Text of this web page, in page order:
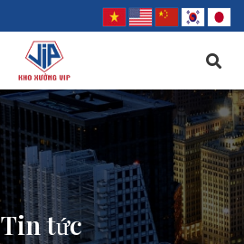
Tin tức